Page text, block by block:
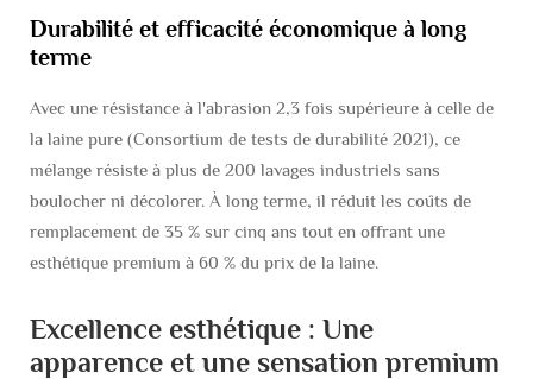
Durabilité et efficacité économique à long
terme
Avec une résistance à l'abrasion 2,3 fois supérieure à celle de
la laine pure (Consortium de tests de durabilité 2021), ce
mélange résiste à plus de 200 lavages industriels sans
boulocher ni décolorer. À long terme, il réduit les coûts de
remplacement de 35 % sur cinq ans tout en offrant une
esthétique premium à 60 % du prix de la laine.
Excellence esthétique : Une
apparence et une sensation premium